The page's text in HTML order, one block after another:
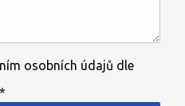
osobních údajů dle